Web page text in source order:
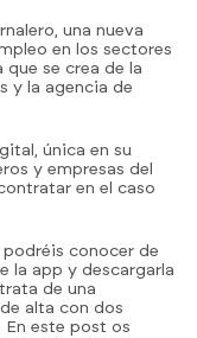
una nueva
en los sectores
que se crea de la
y la agencia de
única en su
y empresas del
en el caso
podréis conocer de
la app y descargarla
de una
alta con dos
En este post os